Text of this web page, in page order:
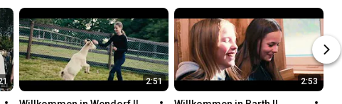
2:51 2:53